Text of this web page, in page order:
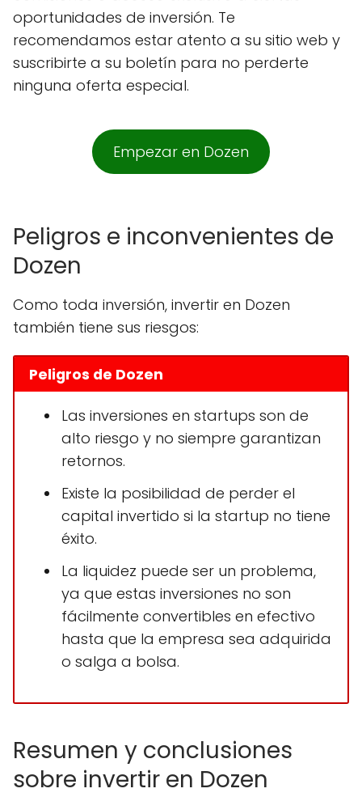
oportunidades de inversión. Te
recomendamos estar atento a su sitio web y
suscribirte a su boletín para no perderte
ninguna oferta especial.
Empezar en Dozen
Peligros e inconvenientes de
Dozen
Como toda inversión, invertir en Dozen
también tiene sus riesgos:
Peligros de Dozen
Las inversiones en startups son de
alto riesgo y no siempre garantizan
retornos.
Existe la posibilidad de perder el
capital invertido si la startup no tiene
éxito.
La liquidez puede ser un problema,
ya que estas inversiones no son
fácilmente convertibles en efectivo
hasta que la empresa sea adquirida
o salga a bolsa.
Resumen y conclusiones
sobre invertir en Dozen